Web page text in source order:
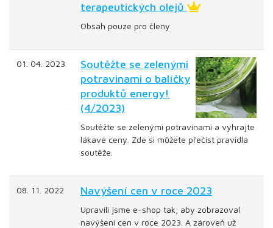
terapeutických olejů
Obsah pouze pro členy
01. 04. 2023
Soutěžte se zelenými
potravinami o balíčky
produktů energy!
(4/2023)
Soutěžte se zelenými potravinami a vyhrajte
lákavé ceny. Zde si můžete přečíst pravidla
soutěže.
08. 11. 2022 Navýšení cen v roce 2023
Upravili jsme e-shop tak, aby zobrazoval
navýšení cen v roce 2023. A zároveň už